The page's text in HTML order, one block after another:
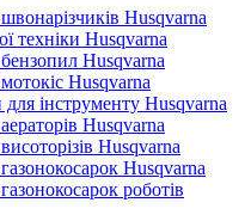
Husqvarna
техніки Husqvarna
Husqvarna
Husqvarna
для інструменту Husqvarna
Husqvarna
Husqvarna
Husqvarna
роботів